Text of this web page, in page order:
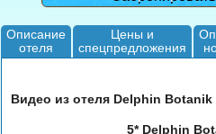
Описание
отеля
Цены и
спецпредложения
Видео из отеля Delphin Botanik
5* Delphin